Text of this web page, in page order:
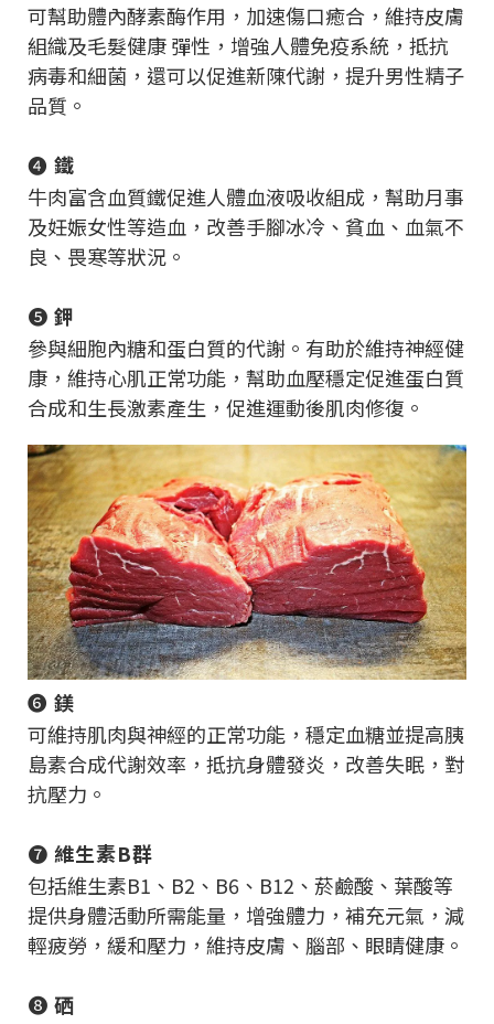
可幫助體內酵素酶作用，加速傷口癒合，維持皮膚
組織及毛髮健康 彈性，增強人體免疫系統，抵抗
病毒和細菌，還可以促進新陳代謝，提升男性精子
品質。
❹ 鐵
牛肉富含血質鐵促進人體血液吸收組成，幫助月事
及妊娠女性等造血，改善手腳冰冷、貧血、血氣不
良、畏寒等狀況。
❺ 鉀
參與細胞內糖和蛋白質的代謝。有助於維持神經健
康，維持心肌正常功能，幫助血壓穩定促進蛋白質
合成和生長激素產生，促進運動後肌肉修復。
❻ 鎂
可維持肌肉與神經的正常功能，穩定血糖並提高胰
島素合成代謝效率，抵抗身體發炎，改善失眠，對
抗壓力。
❼ 維生素B群
包括維生素B1、B2、B6、B12、菸鹼酸、葉酸等
提供身體活動所需能量，增強體力，補充元氣，減
輕疲勞，緩和壓力，維持皮膚、腦部、眼睛健康。
❽ 硒